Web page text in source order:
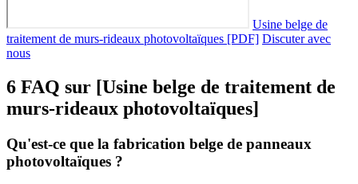
Usine belge de
traitement de murs-rideaux photovoltaïques [PDF] Discuter avec
nous
6 FAQ sur [Usine belge de traitement de
murs-rideaux photovoltaïques]
Qu'est-ce que la fabrication belge de panneaux
photovoltaïques ?